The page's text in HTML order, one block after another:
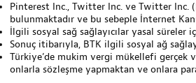
Pinterest Inc., Twitter Inc. ve Twitter Inc.
bulunmaktadır ve bu sebeple İnternet
İlgili sosyal sağ sağlayıcılar yasal süreler
Sonuç itibarıyla, BTK ilgili sosyal ağ
Türkiye’de mukim vergi mükellefi gerçek
onlarla sözleşme yapmaktan ve onlara